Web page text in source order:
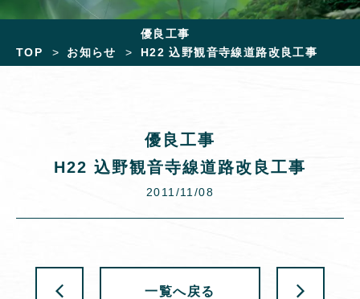
TOP お知らせ
優良工事
H22 込野観音寺線道路改良工事
優良工事
H22 込野観音寺線道路改良工事
2011/11/08
一覧へ戻る